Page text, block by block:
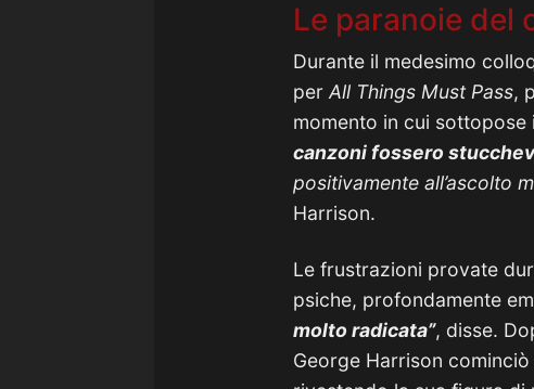
Le paranoie del
Durante il medesimo
per All Things Must Pass,
momento in cui sottopose
canzoni fossero
positivamente all’ascolto
Harrison.
Le frustrazioni provate
psiche, profondamente
molto radicata”, disse.
George Harrison